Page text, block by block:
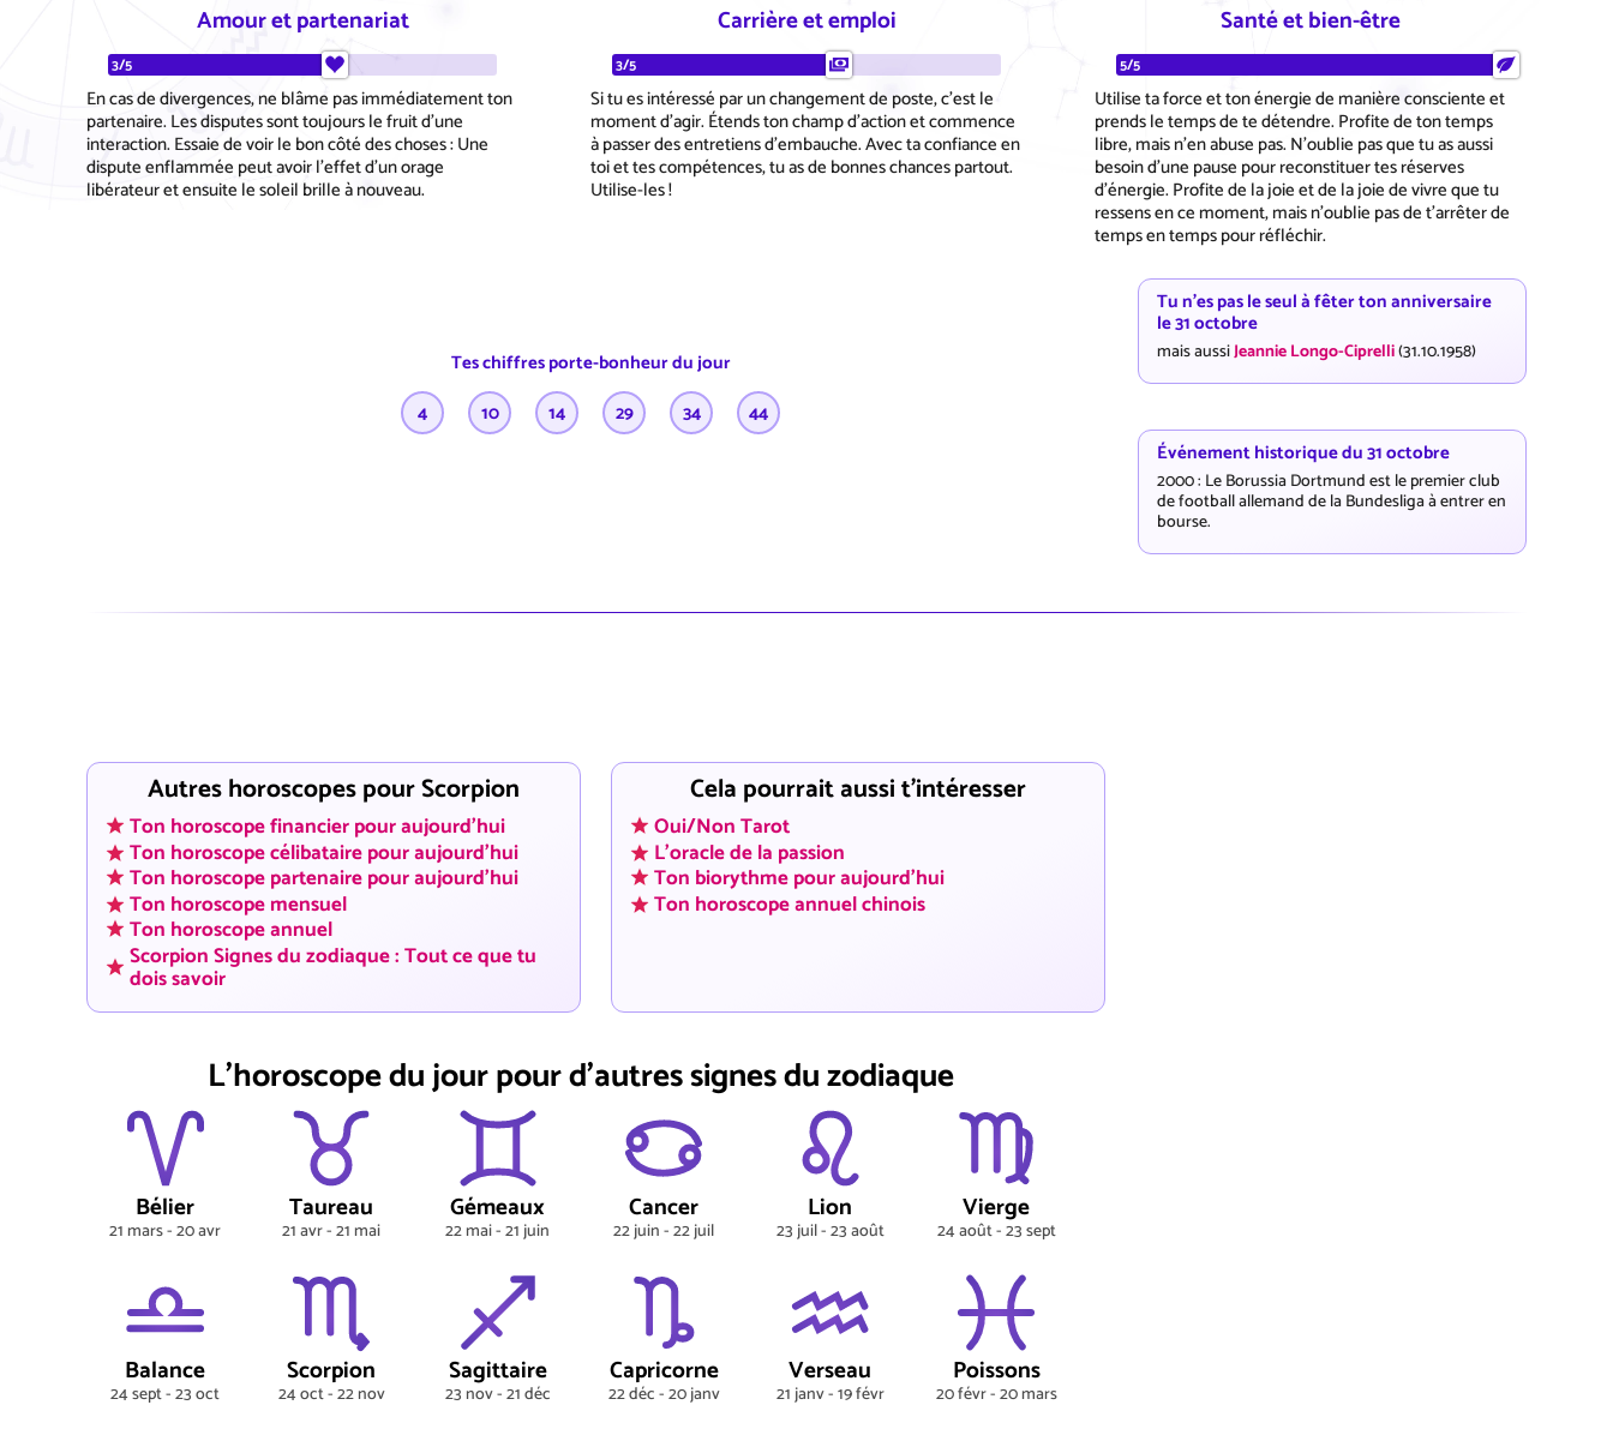
Amour et partenariat
3/5
En cas de divergences, ne blâme pas immédiatement ton
partenaire. Les disputes sont toujours le fruit d'une
interaction. Essaie de voir le bon côté des choses : Une
dispute enflammée peut avoir l'effet d'un orage
libérateur et ensuite le soleil brille à nouveau.
Carrière et emploi
3/5
Si tu es intéressé par un changement de poste, c'est le
moment d'agir. Étends ton champ d'action et commence
à passer des entretiens d'embauche. Avec ta confiance en
toi et tes compétences, tu as de bonnes chances partout.
Utilise-les !
Santé et bien-être
5/5
Utilise ta force et ton énergie de manière consciente et
prends le temps de te détendre. Profite de ton temps
libre, mais n'en abuse pas. N'oublie pas que tu as aussi
besoin d'une pause pour reconstituer tes réserves
d'énergie. Profite de la joie et de la joie de vivre que tu
ressens en ce moment, mais n'oublie pas de t'arrêter de
temps en temps pour réfléchir.
Tes chiffres porte-bonheur du jour
4
10 14 29 34 44
Tu n'es pas le seul à fêter ton anniversaire
le 31 octobre
mais aussiJeannie Longo-Ciprelli(31.10.1958)
Événement historique du 31 octobre
2000 : Le Borussia Dortmund est le premier club
de football allemand de la Bundesliga à entrer en
bourse.
Autres horoscopes pour Scorpion
Ton horoscope financier pour aujourd'hui
Ton horoscope célibataire pour aujourd'hui
Ton horoscope partenaire pour aujourd'hui
Ton horoscope mensuel
Ton horoscope annuel
Scorpion Signes du zodiaque : Tout ce que tu
dois savoir
Cela pourrait aussi t'intéresser
Oui/Non Tarot
L'oracle de la passion
Ton biorythme pour aujourd'hui
Ton horoscope annuel chinois
L'horoscope du jour pour d'autres signes du zodiaque
Bélier
21 mars - 20 avr
Taureau
21 avr - 21 mai
Gémeaux
22 mai - 21 juin
Cancer
22 juin - 22 juil
Lion
23 juil - 23 août
Vierge
24 août - 23 sept
Balance
24 sept - 23 oct
Scorpion
24 oct - 22 nov
Sagittaire
23 nov - 21 déc
Capricorne
22 déc - 20 janv
Verseau
21 janv - 19 févr
Poissons
20 févr - 20 mars